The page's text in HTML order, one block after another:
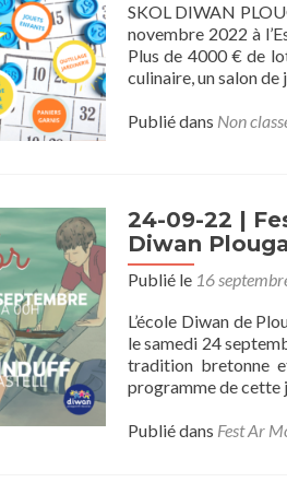
SKOL DIWAN
novembre 2022 à
Plus de 4000 € de
culinaire, un salon de
Publié dans Non
24-09-22 |
Diwan
Publié le 16
L’école Diwan de
le samedi 24
tradition bretonne
programme de cette
Publié dans Fest Ar